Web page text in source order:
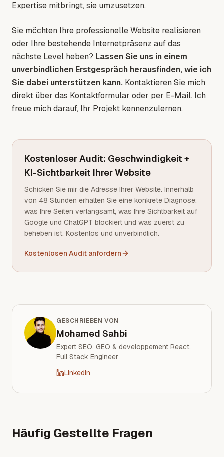
Expertise mitbringt, sie umzusetzen.
Sie möchten Ihre professionelle Website realisieren
oder Ihre bestehende Internetpräsenz auf das
nächste Level heben? Lassen Sie uns in einem
unverbindlichen Erstgespräch herausfinden, wie ich
Sie dabei unterstützen kann. Kontaktieren Sie mich
direkt über das Kontaktformular oder per E-Mail. Ich
freue mich darauf, Ihr Projekt kennenzulernen.
Kostenloser Audit: Geschwindigkeit +
KI-Sichtbarkeit Ihrer Website
Schicken Sie mir die Adresse Ihrer Website. Innerhalb
von 48 Stunden erhalten Sie eine konkrete Diagnose:
was Ihre Seiten verlangsamt, was Ihre Sichtbarkeit auf
Google und ChatGPT blockiert und was zuerst zu
beheben ist. Kostenlos und unverbindlich.
Kostenlosen Audit anfordern
GESCHRIEBEN VON
Mohamed Sahbi
Expert SEO, GEO & developpement React,
Full Stack Engineer
LinkedIn
Häufig Gestellte Fragen